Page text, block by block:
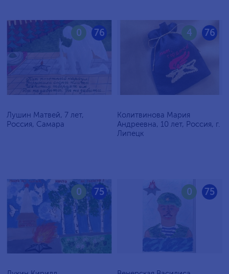
76
0
Лушин Матвей, 7 лет,
Россия, Самара
76
4
Колитвинова Мария
Андреевна, 10 лет, Россия, г.
Липецк
75
0 75
0